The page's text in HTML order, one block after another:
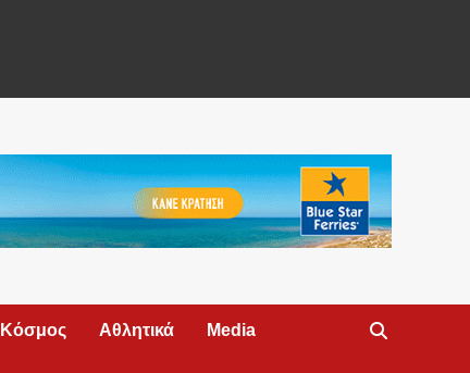
Κόσμος Αθλητικά Media